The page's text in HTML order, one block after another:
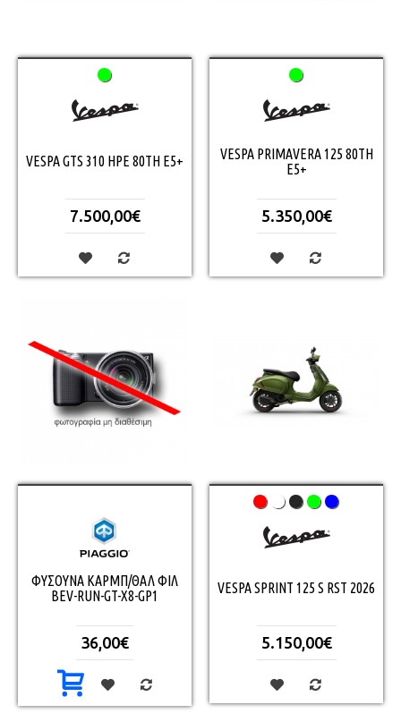
VESPA GTS 310 HPE 80TH E5+
7.500,00€
VESPA PRIMAVERA 125 80TH
E5+
5.350,00€
ΦΥΣΟΥΝΑ ΚΑΡΜΠ/ΘΑΛ ΦΙΛ
BEV-RUN-GT-Χ8-GP1
36,00€
VESPA SPRINT 125 S RST 2026
5.150,00€